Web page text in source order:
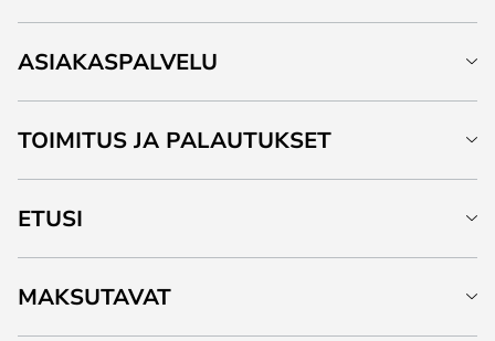
ASIAKASPALVELU
TOIMITUS JA PALAUTUKSET
ETUSI
MAKSUTAVAT